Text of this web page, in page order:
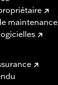
maintenance